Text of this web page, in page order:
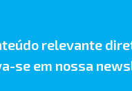
relevante
se em nossa